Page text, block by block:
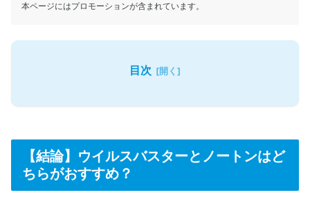
本ページにはプロモーションが含まれています。
目次
【結論】ウイルスバスターとノートンはど
ちらがおすすめ？